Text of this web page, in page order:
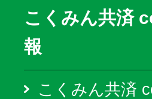
こくみん共済
報
こくみん共済